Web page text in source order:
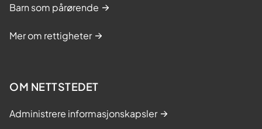
Barn som pårørende
Mer om rettigheter
OM NETTSTEDET
Administrere informasjonskapsler